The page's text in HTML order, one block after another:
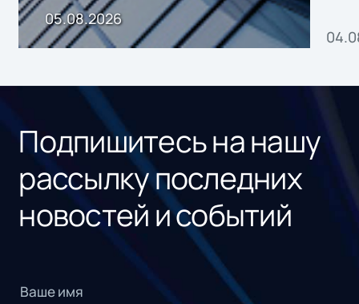
05.08.2026
Подпишитесь на нашу
рассылку последних
новостей и событий